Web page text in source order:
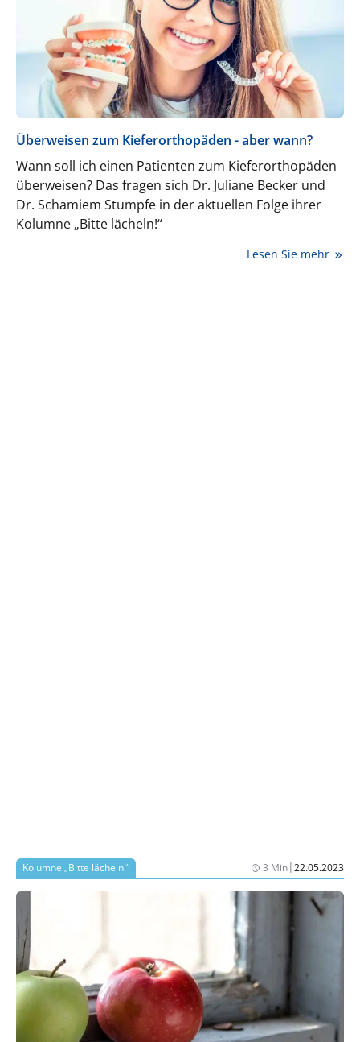
Überweisen zum Kieferorthopäden - aber wann?
Wann soll ich einen Patienten zum Kieferorthopäden
überweisen? Das fragen sich Dr. Juliane Becker und
Dr. Schamiem Stumpfe in der aktuellen Folge ihrer
Kolumne „Bitte lächeln!“
Lesen Sie mehr
Kolumne „Bitte lächeln!“ 3 Min|22.05.2023